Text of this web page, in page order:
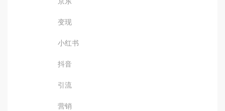
变现
小红书
抖音
引流
营销